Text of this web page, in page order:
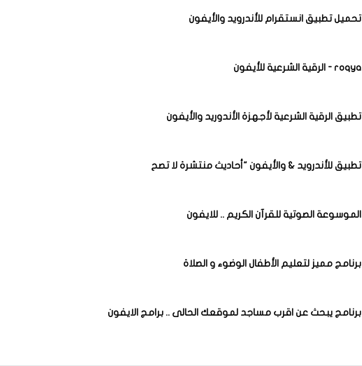
تحميل تطبيق انستقرام للأندرويد والأيفون
roqya - الرقية الشرعية للأيفون
تطبيق الرقية الشرعية لأجهزة الأندوريد والأيفون
تطبيق للأندرويد & والأيفون "أحاديث منتشرة لا تصح
الموسوعة الصوتية للقرآن الكريم .. للايفون
برنامج مميز لتعليم الأطفال الوضوء و الصلاة
برنامج يبحث عن اقرب مساجد لموقعك الحالى .. برامج الايفون